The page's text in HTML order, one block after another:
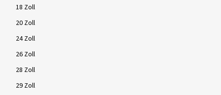
18 Zoll
20 Zoll
24 Zoll
26 Zoll
28 Zoll
29 Zoll